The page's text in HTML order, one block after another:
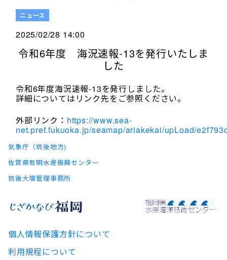
ニュース
2025/02/28 14:00
令和6年度 海況速報-13を発行いたしま
した
令和6年度海況速報-13を発行しました。
詳細についてはリンク先をご参照ください。
外部リンク： https://www.sea-
net.pref.fukuoka.jp/seamap/ariakekai/upLoad/
気象庁（筑後地方)
佐賀県有明水産振興センター
筑後大堰管理事務所
個人情報保護方針について
利用規程について